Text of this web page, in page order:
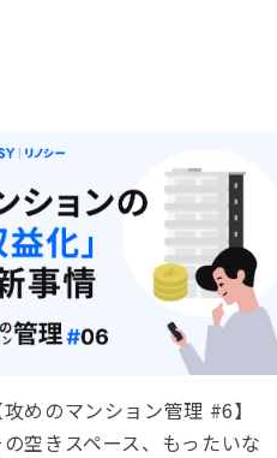
攻めのマンション管理 #6】
の空きスペース、もったいな